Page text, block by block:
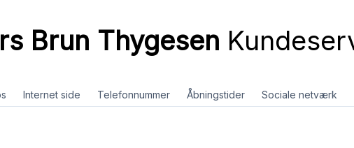
Brun Thygesen
Internet side Telefonnummer Åbningstider Sociale netværk